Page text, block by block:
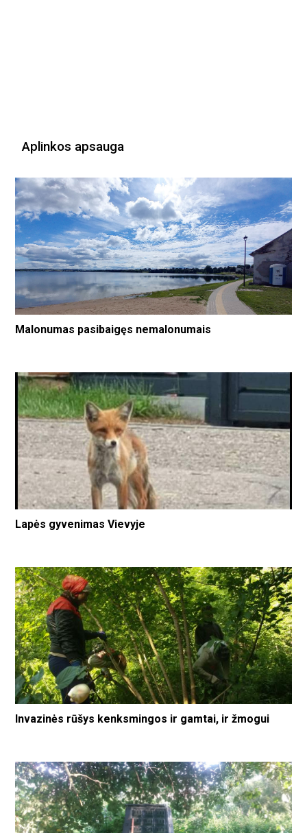
Aplinkos apsauga
Malonumas pasibaigęs nemalonumais
Lapės gyvenimas Vievyje
Invazinės rūšys kenksmingos ir gamtai, ir žmogui